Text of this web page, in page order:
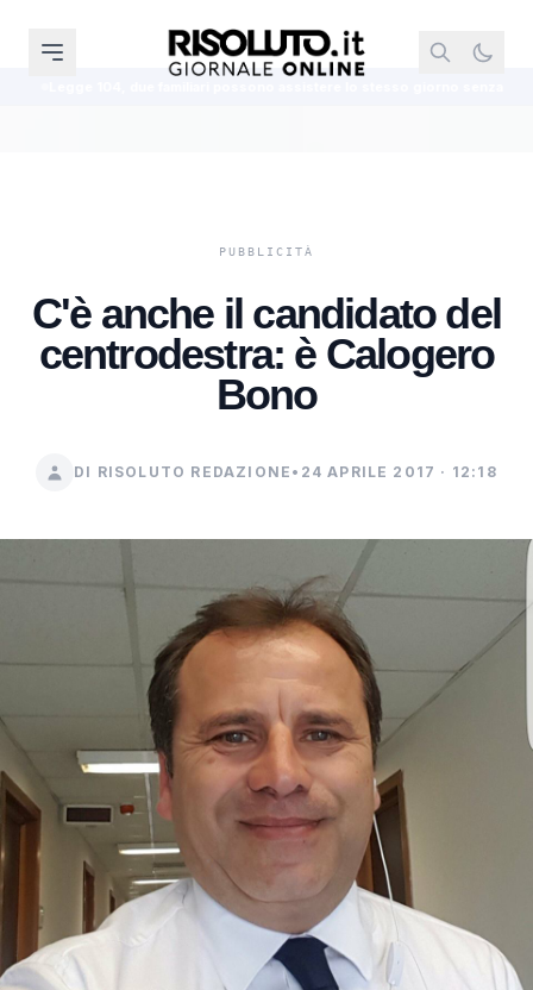
C'è anche il candidato del
centrodestra: è Calogero
Bono
DI RISOLUTO REDAZIONE • 24 APRILE 2017 · 12:18